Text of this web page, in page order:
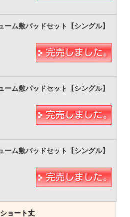
ショート丈